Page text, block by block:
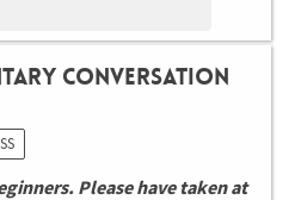
Conversation
Please have taken at